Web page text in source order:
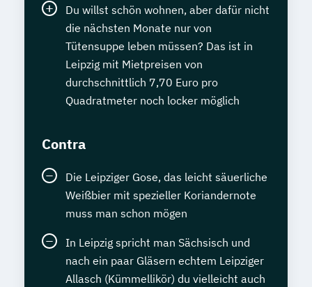
Du willst schön wohnen, aber dafür nicht
die nächsten Monate nur von
Tütensuppe leben müssen? Das ist in
Leipzig mit Mietpreisen von
durchschnittlich 7,70 Euro pro
Quadratmeter noch locker möglich
Contra
Die Leipziger Gose, das leicht säuerliche
Weißbier mit spezieller Koriandernote
muss man schon mögen
In Leipzig spricht man Sächsisch und
nach ein paar Gläsern echtem Leipziger
Allasch (Kümmellikör) du vielleicht auch